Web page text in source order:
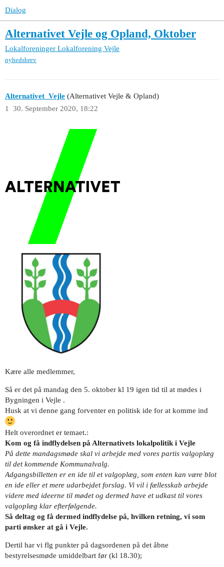
Dialog
Alternativet Vejle og Opland, Oktober
Lokalforeninger Lokalforening Vejle
nyhedsbrev
Alternativet_Vejle (Alternativet Vejle & Opland)
30. September 2020, 18:22
1
Kære alle medlemmer,
Så er det på mandag den 5. oktober kl 19 igen tid til at mødes i
Bygningen i Vejle .
Husk at vi denne gang forventer en politisk ide for at komme ind
Helt overordnet er temaet.:
Kom og få indflydelsen på Alternativets lokalpolitik i Vejle
På dette mandagsmøde skal vi arbejde med vores partis valgoplæg
til det kommende Kommunalvalg.
Adgangsbilletten er en ide til et valgoplæg, som enten kan være blot
en ide eller et mere udarbejdet forslag. Vi vil i fællesskab arbejde
videre med ideerne til mødet og dermed have et udkast til vores
valgoplæg klar efterfølgende.
Så deltag og få dermed indflydelse på, hvilken retning, vi som
parti ønsker at gå i Vejle.
Dertil har vi flg punkter på dagsordenen på det åbne
bestyrelsesmøde umiddelbart før (kl 18.30);